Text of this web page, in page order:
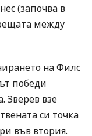
(започва в
между
на Филс
победи
Зверев взе
си точка
във втория.